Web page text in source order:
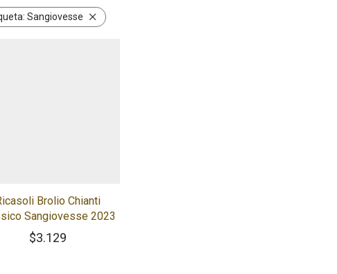
Sangiovesse
Brolio Chianti
Sangiovesse 2023
$3.129